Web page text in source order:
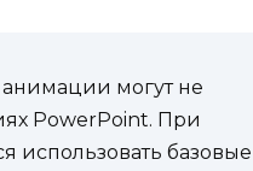
могут не
PowerPoint. При
использовать базовые